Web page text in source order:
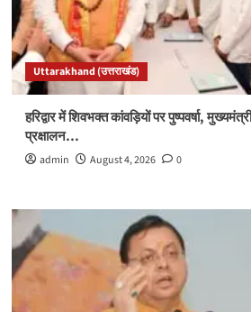
Uttarakhand (उत्तराखंड)
हरिद्वार में शिवभक्त कांवड़ियों पर पुष्पवर्षा,
प्रक्षालन…
admin August 4, 2026 0